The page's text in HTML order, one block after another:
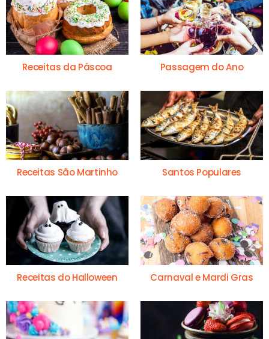
Receitas da Páscoa Passagem do Ano
Receitas São Martinho Santos Populares
Receitas do Halloween Carnaval e Mardi Gras